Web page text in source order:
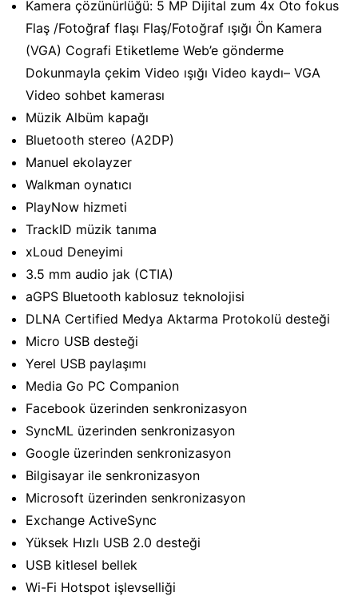
Kamera çözünürlüğü: 5 MP Dijital zum 4x Oto fokus
Flaş /Fotoğraf flaşı Flaş/Fotoğraf ışığı Ön Kamera
(VGA) Cografi Etiketleme Web’e gönderme
Dokunmayla çekim Video ışığı Video kaydı– VGA
Video sohbet kamerası
Müzik Albüm kapağı
Bluetooth stereo (A2DP)
Manuel ekolayzer
Walkman oynatıcı
PlayNow hizmeti
TrackID müzik tanıma
xLoud Deneyimi
3.5 mm audio jak (CTIA)
aGPS Bluetooth kablosuz teknolojisi
DLNA Certified Medya Aktarma Protokolü desteği
Micro USB desteği
Yerel USB paylaşımı
Media Go PC Companion
Facebook üzerinden senkronizasyon
SyncML üzerinden senkronizasyon
Google üzerinden senkronizasyon
Bilgisayar ile senkronizasyon
Microsoft üzerinden senkronizasyon
Exchange ActiveSync
Yüksek Hızlı USB 2.0 desteği
USB kitlesel bellek
Wi-Fi Hotspot işlevselliği